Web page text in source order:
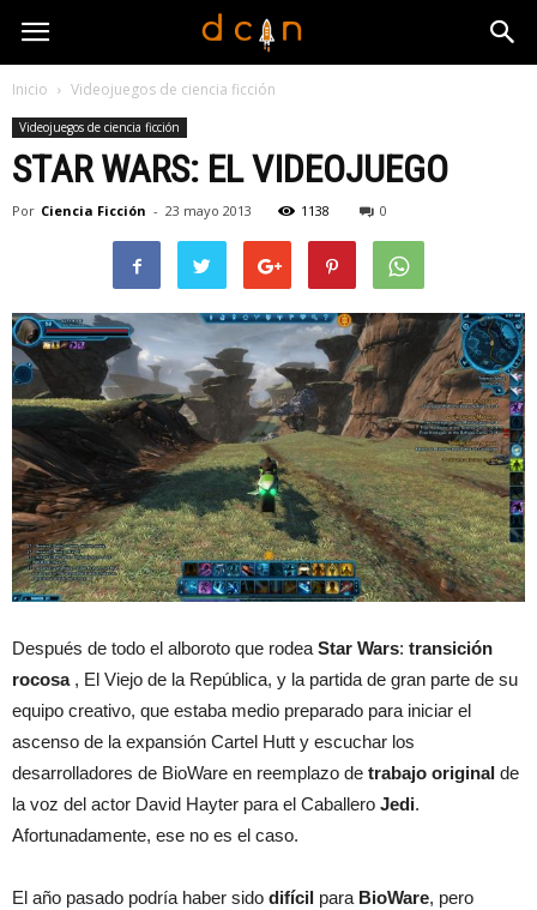
Inicio Videojuegos de ciencia ficción
Videojuegos de ciencia ficción
STAR WARS: EL VIDEOJUEGO
Por Ciencia Ficción - 23 mayo 2013 1138 0
Después de todo el alboroto que rodea Star Wars: transición
rocosa, El Viejo de la República, y la partida de gran parte de su
equipo creativo, que estaba medio preparado para iniciar el
ascenso de la expansión Cartel Hutt y escuchar los
desarrolladores de BioWare en reemplazo de trabajo original de
la voz del actor David Hayter para el Caballero Jedi.
Afortunadamente, ese no es el caso.
El año pasado podría haber sido difícil para BioWare, pero